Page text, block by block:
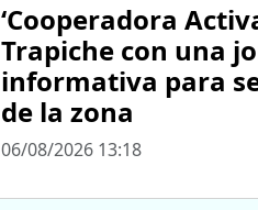
‘Cooperadora
Trapiche con una
informativa para
de la zona
06/08/2026 13:18